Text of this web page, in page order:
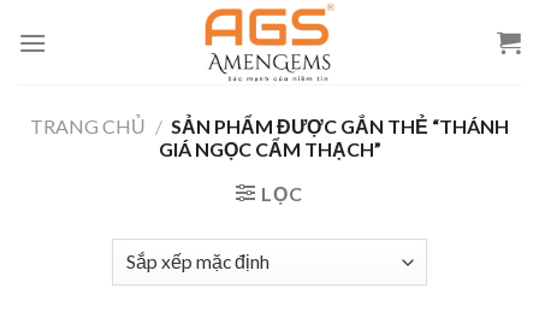
TRANG CHỦ / SẢN PHẨM ĐƯỢC GẮN THẺ “THÁNH
GIÁ NGỌC CẨM THẠCH”
LỌC